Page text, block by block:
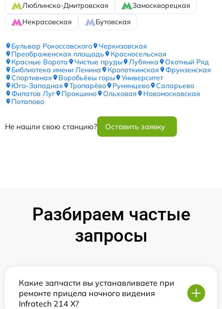
Люблинско-Дмитровская
Замоскворецкая
Некрасовская
Бутовская
Бульвар Рокоссовского
Черкизовская
Преображенская площадь
Красносельская
Красные Ворота
Чистые пруды Лубянка
Охотный Ряд
Библиотека имени Ленина
Кропоткинская
Фрунзенская
Спортивная
Воробьёвы горы
Университет
Юго-Западная
Тропарёво Румянцево
Саларьево
Филатов Луг
Прокшино Ольховая
Новомосковская
Потапово
Не нашли свою станцию? Оставить заявку
Разбираем частые
запросы
Какие запчасти вы устанавливаете при
ремонте прицела ночного видения
Infratech 214 Х?